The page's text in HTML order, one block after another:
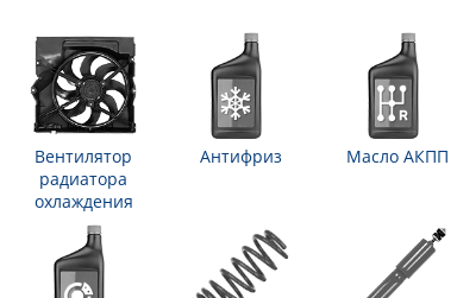
Вентилятор
радиатора
охлаждения
Антифриз Масло АКПП